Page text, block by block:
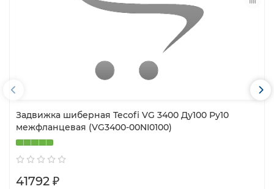
Задвижка шиберная Tecofi VG 3400 Ду100 Ру10
межфланцевая (VG3400-00NI0100)
41792 ₽